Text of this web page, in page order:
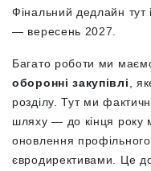
Фінальний дедлайн тут
— вересень 2027.
Багато роботи ми
оборонні закупівлі
,
розділу. Тут ми
шляху — до кінця року
оновлення профільного
євродирективами. Це